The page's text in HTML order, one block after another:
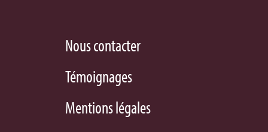
Nous contacter
Témoignages
Mentions légales